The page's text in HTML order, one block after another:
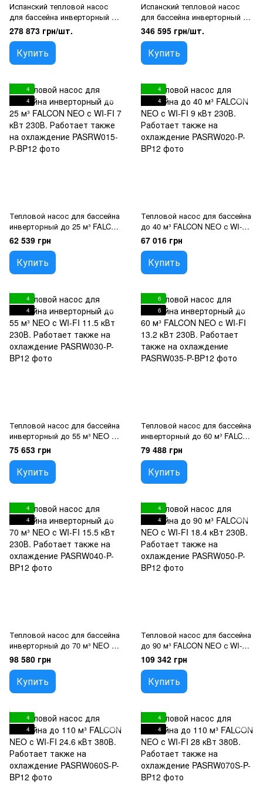
Испанский тепловой насос
для бассейна инверторный до
120 м³ AQUAHEAT PRO 24,2
24.2 кВт 220Vi. Работает
также на охлаждение
278 873 грн/шт.
Купить
Испанский тепловой насос
для бассейна инверторный до
120 м³ AQUAHEAT ULTRA 29,5
29,5 кВт c Wi-Fi 380Vi.
Работает также на
охлаждение
346 595 грн/шт.
Купить
4
4
Тепловой насос для бассейна
инверторный до 25 м³ FALCON
NEO с WI-FI 7 кВт 230В.
Работает также на
охлаждение
62 539 грн
Купить
4
4
Тепловой насос для бассейна
до 40 м³ FALCON NEO с WI-FI
9 кВт 230В. Работает также на
охлаждение
67 016 грн
Купить
4
4
Тепловой насос для бассейна
инверторный до 55 м³ NEO с
WI-FI 11.5 кВт 230В. Работает
также на охлаждение
75 653 грн
Купить
6
6
Тепловой насос для бассейна
инверторный до 60 м³ FALCON
NEO с WI-FI 13.2 кВт 230В.
Работает также на
охлаждение
79 488 грн
Купить
4
4
Тепловой насос для бассейна
инверторный до 70 м³ NEO с
WI-FI 15.5 кВт 230В. Работает
также на охлаждение
98 580 грн
Купить
4
4
Тепловой насос для бассейна
до 90 м³ FALCON NEO с WI-FI
18.4 кВт 230В. Работает также
на охлаждение
109 342 грн
Купить
4
4
4
4